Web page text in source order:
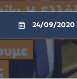
24/09/2020